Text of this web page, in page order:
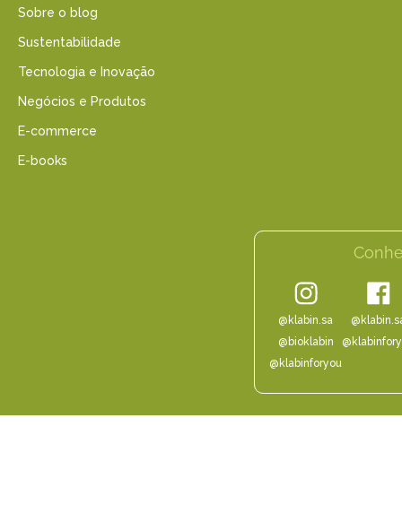
Sobre o blog
Sustentabilidade
Tecnologia e Inovação
Negócios e Produtos
E-commerce
E-books
@klabin.sa
@bioklabin
@klabinforyou